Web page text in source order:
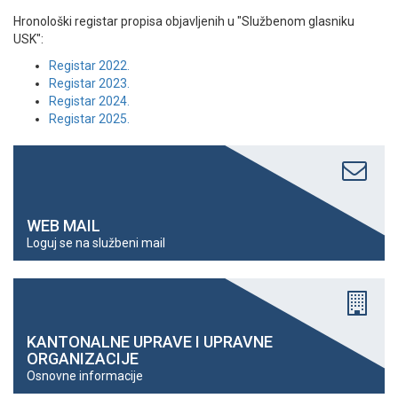
Hronološki registar propisa objavljenih u "Službenom glasniku
USK":
Registar 2022.
Registar 2023.
Registar 2024.
Registar 2025.
WEB MAIL
Loguj se na službeni mail
KANTONALNE UPRAVE I UPRAVNE
ORGANIZACIJE
Osnovne informacije